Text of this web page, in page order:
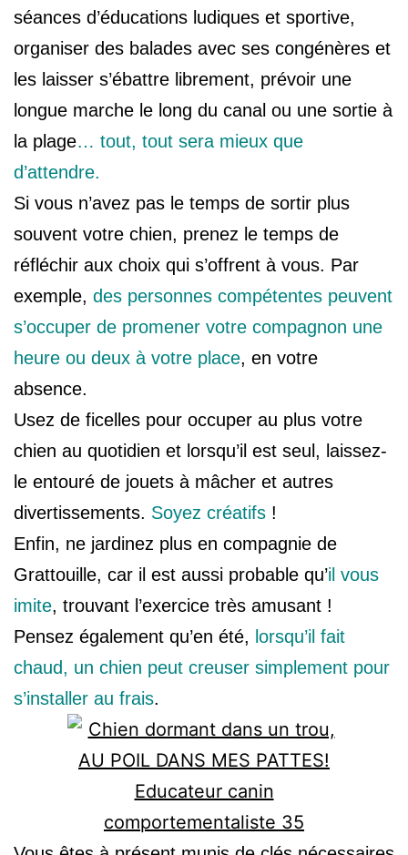
séances d’éducations ludiques et sportive,
organiser des balades avec ses congénères et
les laisser s’ébattre librement, prévoir une
longue marche le long du canal ou une sortie à
la plage… tout, tout sera mieux que
d’attendre.
Si vous n’avez pas le temps de sortir plus
souvent votre chien, prenez le temps de
réfléchir aux choix qui s’offrent à vous. Par
exemple, des personnes compétentes peuvent
s’occuper de promener votre compagnon une
heure ou deux à votre place, en votre
absence.
Usez de ficelles pour occuper au plus votre
chien au quotidien et lorsqu’il est seul, laissez-
le entouré de jouets à mâcher et autres
divertissements. Soyez créatifs !
Enfin, ne jardinez plus en compagnie de
Grattouille, car il est aussi probable qu’il vous
imite, trouvant l’exercice très amusant !
Pensez également qu’en été, lorsqu’il fait
chaud, un chien peut creuser simplement pour
s’installer au frais.